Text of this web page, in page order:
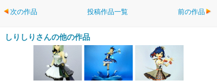
次の作品 投稿作品一覧 前の作品
しりしりさんの他の作品